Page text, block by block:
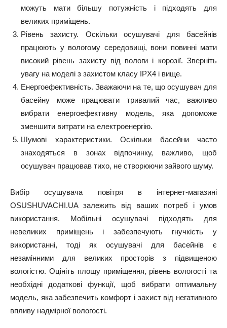
можуть мати більшу потужність і підходять для
великих приміщень.
Рівень захисту. Оскільки осушувачі для басейнів
працюють у вологому середовищі, вони повинні мати
високий рівень захисту від вологи і корозії. Зверніть
увагу на моделі з захистом класу IPX4 і вище.
Енергоефективність. Зважаючи на те, що осушувач для
басейну може працювати тривалий час, важливо
вибрати енергоефективну модель, яка допоможе
зменшити витрати на електроенергію.
Шумові характеристики. Оскільки басейни часто
знаходяться в зонах відпочинку, важливо, щоб
осушувач працював тихо, не створюючи зайвого шуму.
Вибір осушувача повітря в інтернет-магазині
OSUSHUVACHI.UA залежить від ваших потреб і умов
використання. Мобільні осушувачі підходять для
невеликих приміщень і забезпечують гнучкість у
використанні, тоді як осушувачі для басейнів є
незамінними для великих просторів з підвищеною
вологістю. Оцініть площу приміщення, рівень вологості та
необхідні додаткові функції, щоб вибрати оптимальну
модель, яка забезпечить комфорт і захист від негативного
впливу надмірної вологості.